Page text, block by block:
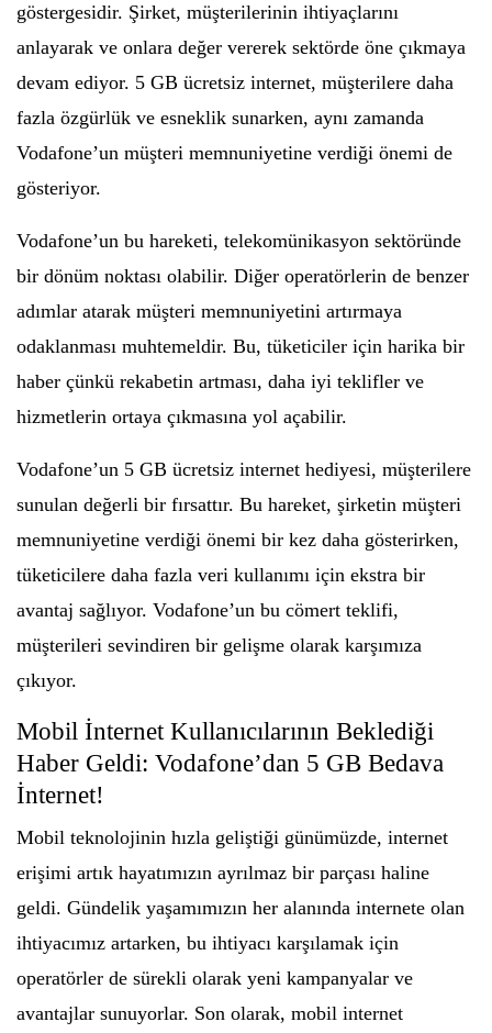
göstergesidir. Şirket, müşterilerinin ihtiyaçlarını
anlayarak ve onlara değer vererek sektörde öne çıkmaya
devam ediyor. 5 GB ücretsiz internet, müşterilere daha
fazla özgürlük ve esneklik sunarken, aynı zamanda
Vodafone’un müşteri memnuniyetine verdiği önemi de
gösteriyor.
Vodafone’un bu hareketi, telekomünikasyon sektöründe
bir dönüm noktası olabilir. Diğer operatörlerin de benzer
adımlar atarak müşteri memnuniyetini artırmaya
odaklanması muhtemeldir. Bu, tüketiciler için harika bir
haber çünkü rekabetin artması, daha iyi teklifler ve
hizmetlerin ortaya çıkmasına yol açabilir.
Vodafone’un 5 GB ücretsiz internet hediyesi, müşterilere
sunulan değerli bir fırsattır. Bu hareket, şirketin müşteri
memnuniyetine verdiği önemi bir kez daha gösterirken,
tüketicilere daha fazla veri kullanımı için ekstra bir
avantaj sağlıyor. Vodafone’un bu cömert teklifi,
müşterileri sevindiren bir gelişme olarak karşımıza
çıkıyor.
Mobil İnternet Kullanıcılarının Beklediği
Haber Geldi: Vodafone’dan 5 GB Bedava
İnternet!
Mobil teknolojinin hızla geliştiği günümüzde, internet
erişimi artık hayatımızın ayrılmaz bir parçası haline
geldi. Gündelik yaşamımızın her alanında internete olan
ihtiyacımız artarken, bu ihtiyacı karşılamak için
operatörler de sürekli olarak yeni kampanyalar ve
avantajlar sunuyorlar. Son olarak, mobil internet